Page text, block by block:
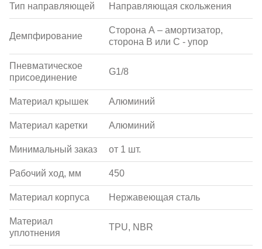
Тип направляющей Направляющая скольжения
Демпфирование
Сторона А – амортизатор,
сторона В или С - упор
Пневматическое
присоединение
G1/8
Материал крышек Алюминий
Материал каретки Алюминий
Минимальный заказ от 1 шт.
Рабочий ход, мм 450
Материал корпуса Нержавеющая сталь
Материал
уплотнения
TPU, NBR